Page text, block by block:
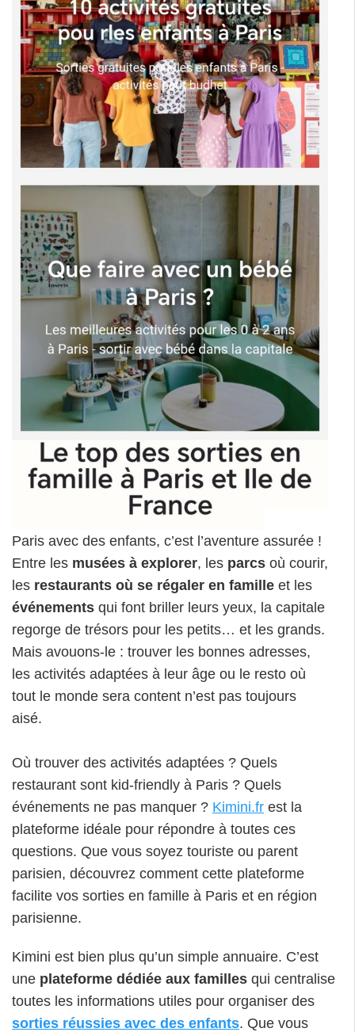
Paris avec des enfants, c’est l’aventure assurée !
Entre les musées à explorer, les parcs où courir,
les restaurants où se régaler en famille et les
événements qui font briller leurs yeux, la capitale
regorge de trésors pour les petits… et les grands.
Mais avouons-le : trouver les bonnes adresses,
les activités adaptées à leur âge ou le resto où
tout le monde sera content n’est pas toujours
aisé.
Où trouver des activités adaptées ? Quels
restaurant sont kid-friendly à Paris ? Quels
événements ne pas manquer ? Kimini.fr est la
plateforme idéale pour répondre à toutes ces
questions. Que vous soyez touriste ou parent
parisien, découvrez comment cette plateforme
facilite vos sorties en famille à Paris et en région
parisienne.
Kimini est bien plus qu’un simple annuaire. C’est
une plateforme dédiée aux familles qui centralise
toutes les informations utiles pour organiser des
sorties réussies avec des enfants. Que vous